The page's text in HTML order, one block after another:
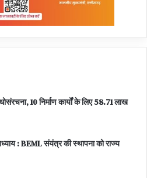
10 निर्माण कार्यों के लिए 58.71 लाख
: BEML संयंत्र की स्थापना को राज्य